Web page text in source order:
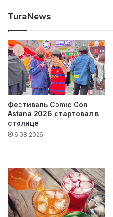
TuraNews
Фестиваль Comic Con
Astana 2026 стартовал в
столице
6.08.2026